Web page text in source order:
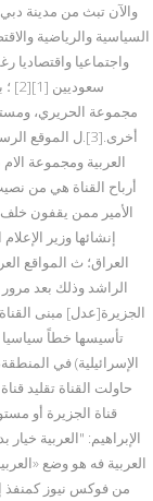
والآن تبث من مدينة دبي
السياسية والرياضية
واجتماعيا واقتصاديا
أخرى.[3].ل
أرباح القناة هي من
إنشائها وزير
العراق؛ ث المواقع
الراشد وذلك بعد
الجزيرة[عدل] مبنى
تأسيسها خطاً سياسيا
الإسرائيلية) في
حاولت القناة تقليد
قناة الجزيرة أو
الإبراهيم: "العربية
العربية فه هو وضع
من فوكس نيوز كمنفذ